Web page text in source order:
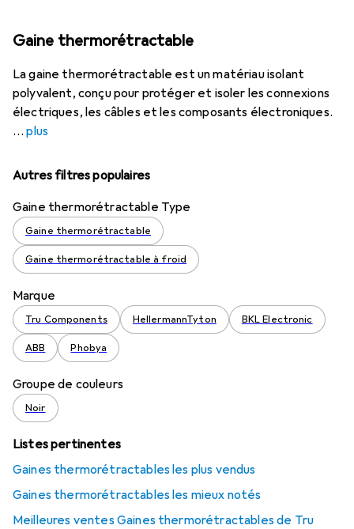
Gaine thermorétractable
La gaine thermorétractable est un matériau isolant
polyvalent, conçu pour protéger et isoler les connexions
électriques, les câbles et les composants électroniques.
plus
Autres filtres populaires
Gaine thermorétractable Type
Gaine thermorétractable
Gaine thermorétractable à froid
Marque
Tru Components HellermannTyton BKL Electronic
ABB Phobya
Groupe de couleurs
Noir
Listes pertinentes
Gaines thermorétractables les plus vendus
Gaines thermorétractables les mieux notés
Meilleures ventes Gaines thermorétractables de Tru